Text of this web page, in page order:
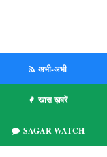
अभी-अभी
खास ख़बरें
SAGAR WATCH